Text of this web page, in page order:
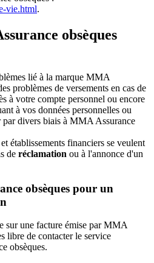
vie.html.
obsèques
lié à la marque MMA
problèmes de versements en cas de
à votre compte personnel ou encore
à vos données personnelles ou
divers biais à MMA Assurance
établissements financiers se veulent
de réclamation ou à l'annonce d'un
obsèques pour un
sur une facture émise par MMA
libre de contacter le service
obsèques.